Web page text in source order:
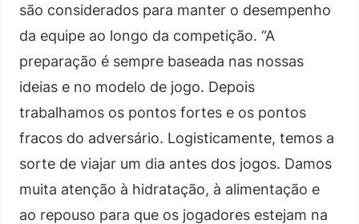
são considerados para manter o desempenho
da equipe ao longo da competição. “A
preparação é sempre baseada nas nossas
ideias e no modelo de jogo. Depois
trabalhamos os pontos fortes e os pontos
fracos do adversário. Logisticamente, temos a
sorte de viajar um dia antes dos jogos. Damos
muita atenção à hidratação, à alimentação e
ao repouso para que os jogadores estejam na